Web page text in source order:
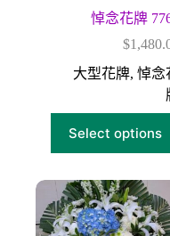
悼念花牌
$
大型花牌, 悼念
Select options